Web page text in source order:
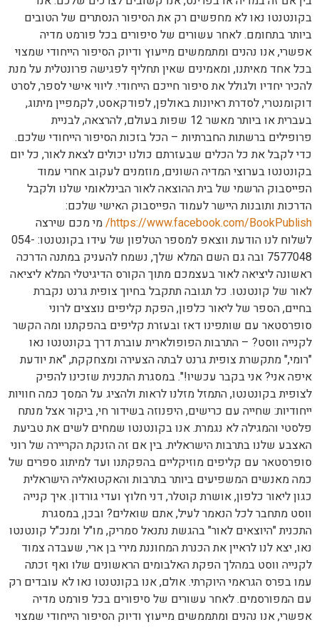
בקונטנטו נאו לא מחפשים רק את הסיפור הנסתרים של הטובים
ביותר בתחומם. לאחר עשורים של סיפורים בכל פורמט מדיה
אפשרי, אנו נהנים ומתממשים מייעוץ ודיוק הסיפור הייחודי שמצוי
בכל אחד מאיתנו, ומאמינים שאין תחליף לפגישה פרונטלית על מנת
להכיר יחדיו ולגולל את סיפור חייכם הייחודי. ליווי אישי לספר, לסרט
דוקומנטרי, לסדרת ראיונות באולפן, לפודקאסט, לקמפיין מיתוג,
בעברית או ביותר מאשר 12 שפות בעולם, להרצאה, לבניית
פרופילים ברשתות החברתיות – הכל בזכות הסיפור הייחודי שלכם.
כדי לקבל את כל הכלים שבעזרתם כולנו יכולים לצאת לאור, כל יום
בקונטנטו בערוצי המדיה השונים, מוזמנים לעקוב אחרי עמוד
הפייסבוק הרשמי של בית ההוצאה לאור הבינלאומי שלנו ולקבל
הדרכות ותובנות היישר לעמוד הפייסבוק האישי שלכם:
https://www.facebook.com/BookPublish/ מי מכם שירצה
לשלוח לנו הודעת ווצאפ למספר הטלפון של עידו בקונטנטו: 054-
7577048 ובה גם השם המלא שלך, נשמח להעניק במתנה הדרכה
ראשונה ליציאה לאור בעצמכם מתוך הקורס הדיגיטלי המלא ליציאה
לאור של קונטנטו. כל תגובה תתקבל בחיוך צופית גרנט נקברת
בחיים, הספר של ליאור כלפון, הפקת קליפים נוצצים לרוני
סופרסטאר עם שותפינו דאז ובעזרת קליפים בהפקתנו ומה הקשר
לקנייה ווסט? – התרבות הפופולארית עוברת דרך בקונטנטו נאו
"רומי," מתקשרת צופית גרנט לבתה הצעירה ומצחקקת, "את יודעת
איפה אני? אני בקבר עכשיו!". במסגרת התכנית שזכינו להפיק
לצופית בקונטנטו, התמזל מזלנו לראות ולהציג על המסך כמה חוויות
ייחודיות: שחייה עם כרישים, היפנוזה בשידור חי, ביקור אצל מנתח
פלסטי והמגילה לא נגמרת. אנו בקונטנטו שמחים לשים את טביעת
האצבע שלנו בתרבות הישראלית. בין אם זה הזנקת הקריירה של רוני
סופרסטאר עם קליפים מוזיקליים בהפקתנו ועד למיתוג ספרים של
כמה מאנשים המשפיעים ביותר בתרבות והאקטואליה הישראלית
כגון ליאור כלפון, אושרת קוטלר, דני חלוץ ועדי גורדון. איך קנייה
ווסט מתחבר לכל הנאמר לעיל, אתם שואלים? ובכן, במסגרת
התכנית "היוצאים לאור" בהגשת נתנאל סמריק, מו"ל ומנכ"ל קונטנטו
נאו, יצא לנו לראיין את הכנרת המחוננת מירי בן ארי, שעבדה צמוד
לקנייה ווסט במהלך הפקת האלבומים הראשונים שלו ואף זכתה
עמו בפרס הגראמי היוקרתי. אולם, אנו בקונטנטו נאו לא עובדים רק
עם המפורסמים. לאחר עשורים של סיפורים בכל פורמט מדיה
אפשרי, אנו נהנים ומתממשים מייעוץ ודיוק הסיפור הייחודי שמצוי